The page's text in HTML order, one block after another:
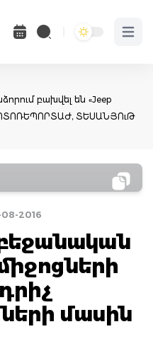
Open
բախվել են «Jeep
ՖՈՏՈՌԵՊՈՐՏԱԺ, ՏԵՍԱՆՅՈւԹ
08-2016
մասին